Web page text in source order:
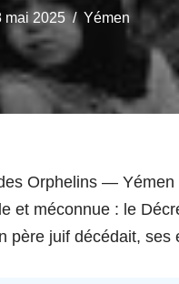
mai 2025 Yémen
Orphelins — Yémen
et méconnue : le
père juif décédait,